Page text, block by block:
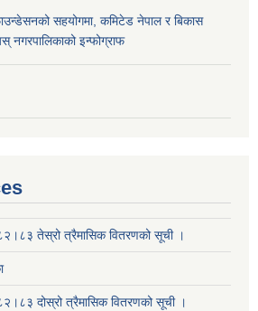
सहयोगमा, कमिटेड नेपाल र बिकास
नगरपालिकाको इन्फोग्राफ
तेस्रो त्रैमासिक वितरणको सूची ।
दोस्रो त्रैमासिक वितरणको सूची ।